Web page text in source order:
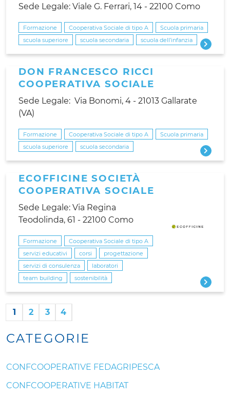
Sede Legale: Viale G. Ferrari, 14 - 22100 Como
Formazione Cooperativa Sociale di tipo A
Scuola primaria
scuola superiore
scuola secondaria scuola dell’infanzia
DON FRANCESCO RICCI
COOPERATIVA SOCIALE
Sede Legale: Via Bonomi, 4 - 21013 Gallarate
(VA)
Formazione Cooperativa Sociale di tipo A
Scuola primaria
scuola superiore
scuola secondaria
ECOFFICINE SOCIETÀ
COOPERATIVA SOCIALE
Sede Legale: Via Regina
Teodolinda, 61 - 22100 Como
Formazione
Cooperativa Sociale di tipo A
servizi educativi
corsi
progettazione
servizi di consulenza
laboratori
team building
sostenibilità
1 2 3 4
CATEGORIE
CONFCOOPERATIVE FEDAGRIPESCA
CONFCOOPERATIVE HABITAT